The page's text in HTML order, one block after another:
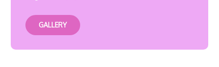
GALLERY